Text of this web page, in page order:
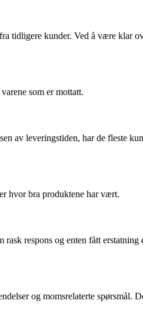
tidligere kunder. Ved å være klar
som er mottatt.
av leveringstiden, har de fleste
hvor bra produktene har vært.
respons og enten fått erstatning
og momsrelaterte spørsmål.